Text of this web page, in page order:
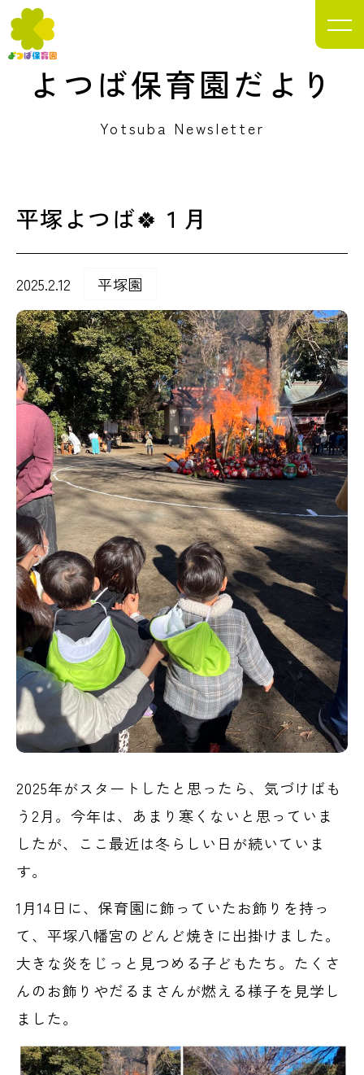
よつば保育園だより
Yotsuba Newsletter
平塚よつば🍀１月
2025.2.12 平塚園
2025年がスタートしたと思ったら、気づけばも
う2月。今年は、あまり寒くないと思っていま
したが、ここ最近は冬らしい日が続いていま
す。
1月14日に、保育園に飾っていたお飾りを持っ
て、平塚八幡宮のどんど焼きに出掛けました。
大きな炎をじっと見つめる子どもたち。たくさ
んのお飾りやだるまさんが燃える様子を見学し
ました。